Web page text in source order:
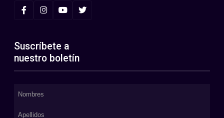
Suscríbete a
nuestro boletín